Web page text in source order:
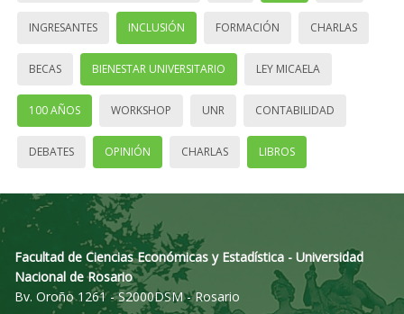
INGRESANTES INCLUSIÓN FORMACIÓN CHARLAS
BECAS BIENESTAR UNIVERSITARIO LEY MICAELA
100 AÑOS WORKSHOP UNR CONTABILIDAD
DEBATES OPINIÓN CHARLAS LIBROS
Facultad de Ciencias Económicas y Estadística - Universidad
Nacional de Rosario
Bv. Oroño 1261 - S2000DSM - Rosario